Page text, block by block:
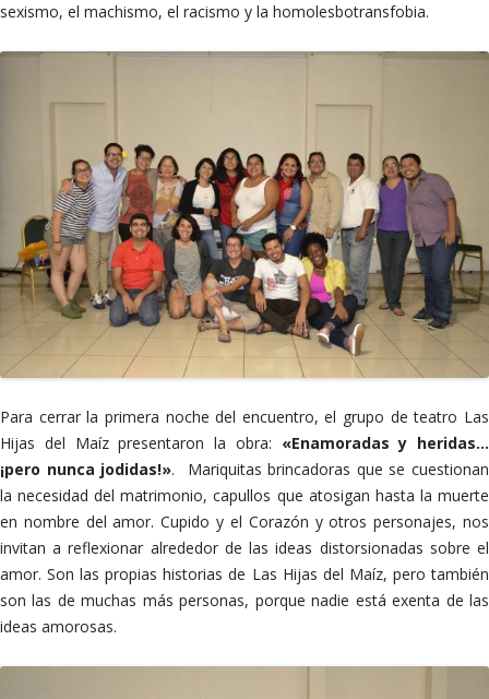
sexismo, el machismo, el racismo y la homolesbotransfobia.
Para cerrar la primera noche del encuentro, el grupo de teatro Las
Hijas del Maíz presentaron la obra: «Enamoradas y heridas…
¡pero nunca jodidas!».
Mariquitas brincadoras que se cuestionan
la necesidad del matrimonio, capullos que atosigan hasta la muerte
en nombre del amor. Cupido y el Corazón y otros personajes, nos
invitan a reflexionar alrededor de las ideas distorsionadas sobre el
amor. Son las propias historias de Las Hijas del Maíz, pero también
son las de muchas más personas, porque nadie está exenta de las
ideas amorosas.